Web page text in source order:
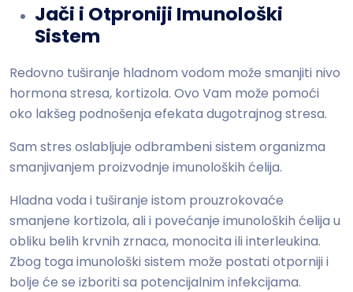
Jači i Otproniji Imunološki
Sistem
Redovno tuširanje hladnom vodom može smanjiti nivo
hormona stresa, kortizola. Ovo Vam može pomoći
oko lakšeg podnošenja efekata dugotrajnog stresa.
Sam stres oslabljuje odbrambeni sistem organizma
smanjivanjem proizvodnje imunoloških ćelija.
Hladna voda i tuširanje istom prouzrokovaće
smanjene kortizola, ali i povećanje imunoloških ćelija u
obliku belih krvnih zrnaca, monocita ili interleukina.
Zbog toga imunološki sistem može postati otporniji i
bolje će se izboriti sa potencijalnim infekcijama.